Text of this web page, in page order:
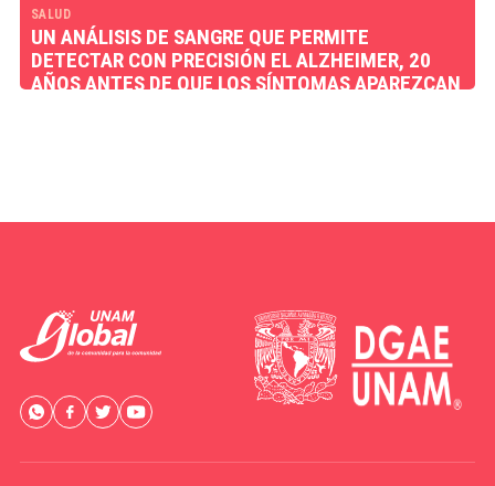
SALUD
UN ANÁLISIS DE SANGRE QUE PERMITE
DETECTAR CON PRECISIÓN EL ALZHEIMER, 20
AÑOS ANTES DE QUE LOS SÍNTOMAS APAREZCAN